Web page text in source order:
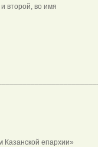
второй, во имя
Казанской епархии»